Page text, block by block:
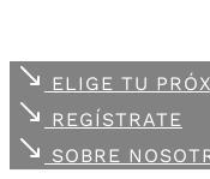
ELIGE TU
REGÍSTRATE
SOBRE